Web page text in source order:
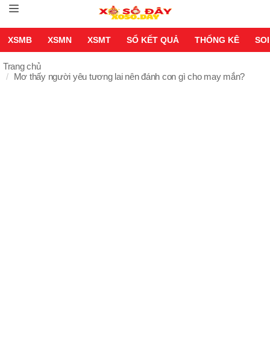
XSMB XSMN XSMT SỔ KẾT QUẢ THỐNG KÊ
Trang chủ
Mơ thấy người yêu tương lai nên đánh con gì cho may mắn?